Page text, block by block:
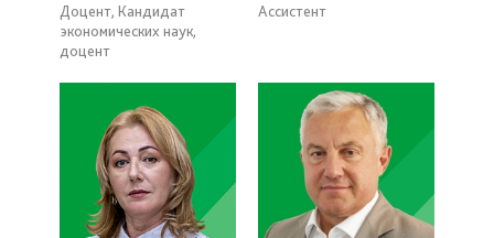
Доцент, Кандидат
экономических наук,
доцент
Ассистент